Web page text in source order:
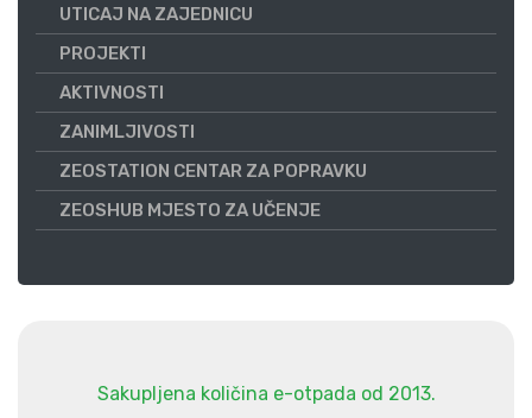
UTICAJ NA ZAJEDNICU
PROJEKTI
AKTIVNOSTI
ZANIMLJIVOSTI
ZEOSTATION CENTAR ZA POPRAVKU
ZEOSHUB MJESTO ZA UČENJE
Sakupljena količina e-otpada od 2013.